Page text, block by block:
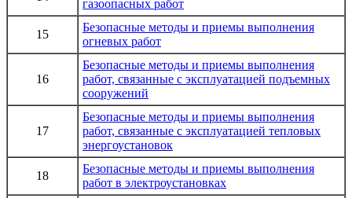
газоопасных работ
15
Безопасные методы и приемы выполнения
огневых работ
16
Безопасные методы и приемы выполнения
работ, связанные с эксплуатацией подъемных
сооружений
17
Безопасные методы и приемы выполнения
работ, связанные с эксплуатацией тепловых
энергоустановок
18
Безопасные методы и приемы выполнения
работ в электроустановках